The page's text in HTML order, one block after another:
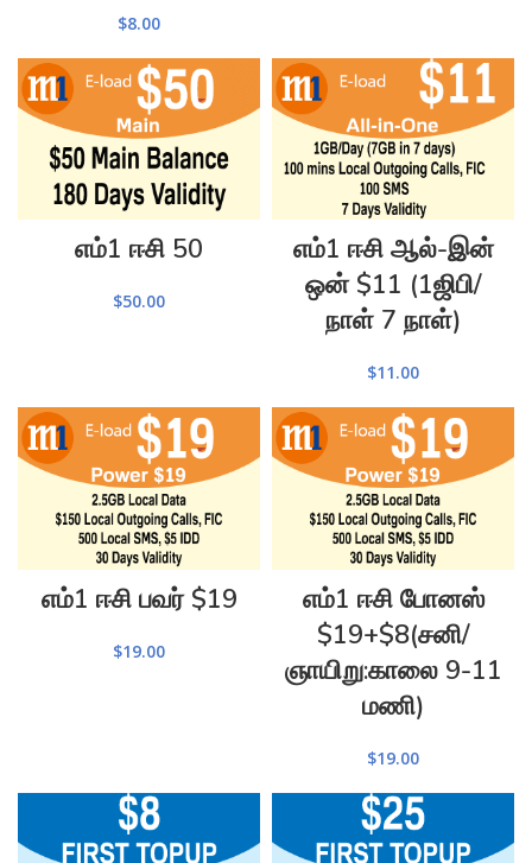
$8.00
எம்1 ஈசி 50
$50.00
எம்1 ஈசி ஆல்-இன்
ஒன் $11 (1ஜிபி/
நாள் 7 நாள்)
$11.00
எம்1 ஈசி பவர் $19
$19.00
எம்1 ஈசி போனஸ்
$19+$8(சனி/
ஞாயிறு:காலை 9-11
மணி)
$19.00